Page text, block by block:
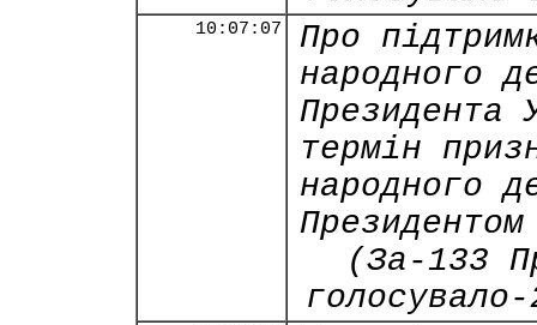
10:07:07
Про
народного
Президента
термін
народного
(За-133